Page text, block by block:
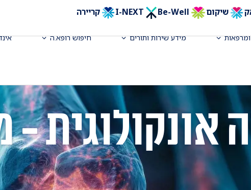
שיקום Be-Well קריירה
מידע שירות ותורים חיפוש רופא.ה
אונקולוגית